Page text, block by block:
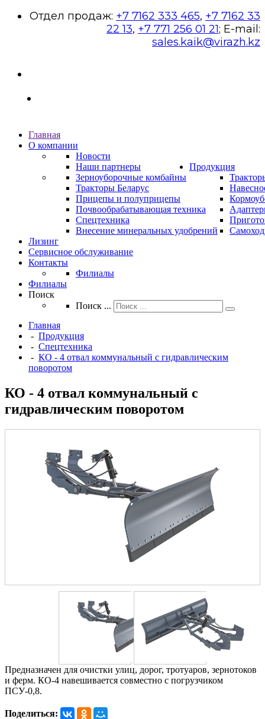
Отдел продаж: +7 7162 333 465, +7 7162 33
22 13, +7 771 256 01 21; E-mail:
sales.kaik@virazh.kz
Главная
О компании
Новости
Наши партнеры
Продукция
Зерноуборочные комбайны
Тракторы Беларус
Прицепы и полуприцепы
Почвообрабатывающая техника
Спецтехника
Внесение минеральных удобрений
Лизинг
Сервисное обслуживание
Контакты
Филиалы
Филиалы
Поиск
Поиск ...
Главная
- Продукция
- Спецтехника
- КО - 4 отвал коммунальный с гидравлическим
поворотом
КО - 4 отвал коммунальный с
гидравлическим поворотом
Предназначен для очистки улиц, дорог, тротуаров, зернотоков
и ферм. КО-4 навешивается совместно с погрузчиком
ПСУ-0,8.
Поделиться: